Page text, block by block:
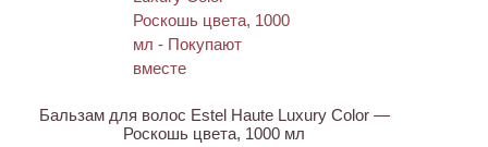
Бальзам для волос Estel Haute Luxury Color —
Роскошь цвета, 1000 мл